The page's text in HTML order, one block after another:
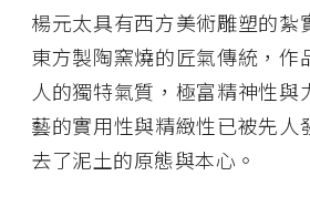
楊元太具有西方美術雕塑的紮
東方製陶窯燒的匠氣傳統，作
人的獨特氣質，極富精神性與
藝的實用性與精緻性已被先人
去了泥土的原態與本心。